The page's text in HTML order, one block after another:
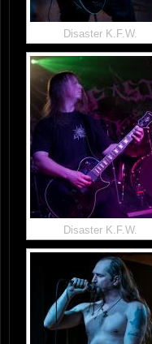
Disaster K.F.W.
Disaster K.F.W.